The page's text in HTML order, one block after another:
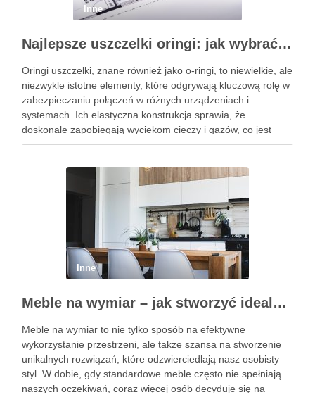
Inne
Najlepsze uszczelki oringi: jak wybrać odpowiednie dla Twojego projektu?
Oringi uszczelki, znane również jako o-ringi, to niewielkie, ale
niezwykle istotne elementy, które odgrywają kluczową rolę w
zabezpieczaniu połączeń w różnych urządzeniach i
systemach. Ich elastyczna konstrukcja sprawia, że
doskonale zapobiegają wyciekom cieczy i gazów, co jest
niezbędne w wielu branżach, od motoryzacji po hydraulikę.
Inne
Meble na wymiar – jak stworzyć idealne wnętrze zgodne z Twoimi potrzebami?
Meble na wymiar to nie tylko sposób na efektywne
wykorzystanie przestrzeni, ale także szansa na stworzenie
unikalnych rozwiązań, które odzwierciedlają nasz osobisty
styl. W dobie, gdy standardowe meble często nie spełniają
naszych oczekiwań, coraz więcej osób decyduje się na